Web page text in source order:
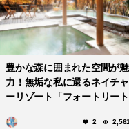
豊かな森に囲まれた空間が魅
力！無垢な私に還るネイチャ
ーリゾート「フォートリート
2 2,561